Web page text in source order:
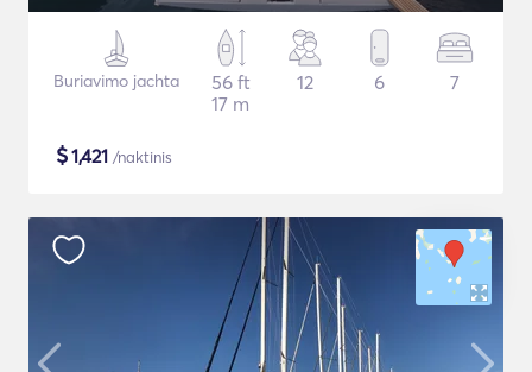
Buriavimo jachta
56 ft
17 m
12 6 7
$1,421 /naktinis